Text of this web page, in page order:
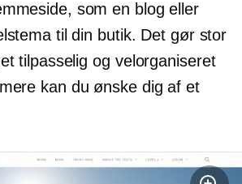
som en blog eller
til din butik. Det gør stor
tilpasselig og velorganiseret
kan du ønske dig af et